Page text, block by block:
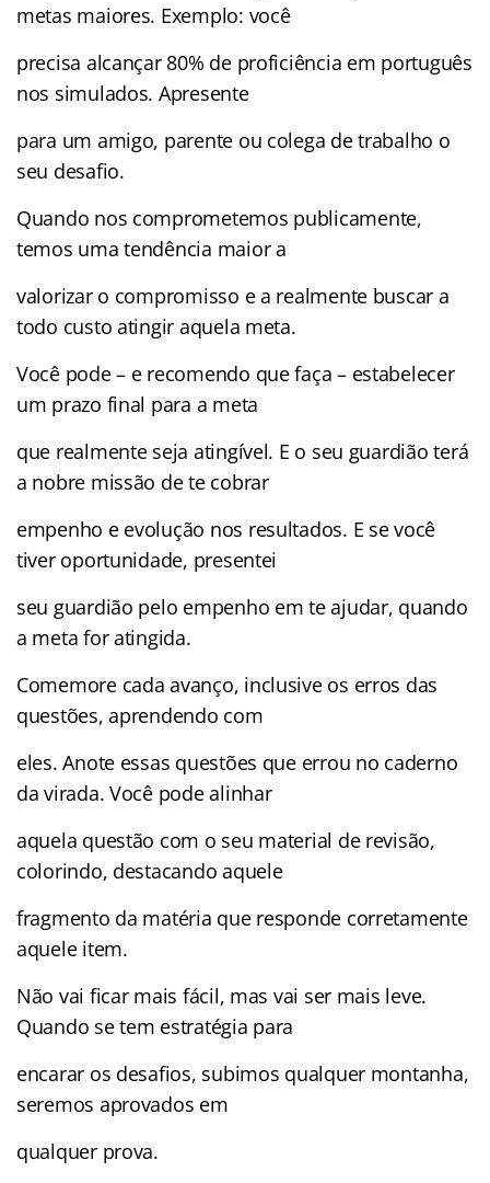
metas maiores. Exemplo: você
precisa alcançar 80% de proficiência em português
nos simulados. Apresente
para um amigo, parente ou colega de trabalho o
seu desafio.
Quando nos comprometemos publicamente,
temos uma tendência maior a
valorizar o compromisso e a realmente buscar a
todo custo atingir aquela meta.
Você pode – e recomendo que faça – estabelecer
um prazo final para a meta
que realmente seja atingível. E o seu guardião terá
a nobre missão de te cobrar
empenho e evolução nos resultados. E se você
tiver oportunidade, presentei
seu guardião pelo empenho em te ajudar, quando
a meta for atingida.
Comemore cada avanço, inclusive os erros das
questões, aprendendo com
eles. Anote essas questões que errou no caderno
da virada. Você pode alinhar
aquela questão com o seu material de revisão,
colorindo, destacando aquele
fragmento da matéria que responde corretamente
aquele item.
Não vai ficar mais fácil, mas vai ser mais leve.
Quando se tem estratégia para
encarar os desafios, subimos qualquer montanha,
seremos aprovados em
qualquer prova.